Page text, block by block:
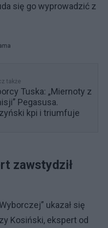
się go wyprowadzić z
także
Tuska: „Miernoty z
Pegasusa.
kpi i triumfuje
zawstydził
ukazał się
Kosiński, ekspert od